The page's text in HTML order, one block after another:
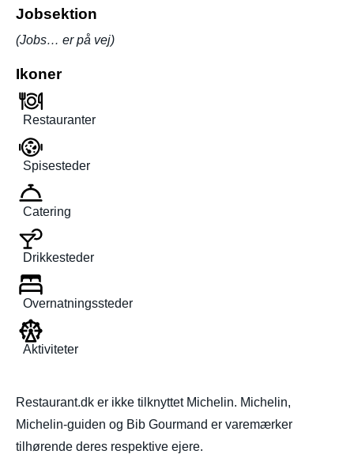
Jobsektion
(Jobs… er på vej)
Ikoner
Restauranter
Spisesteder
Catering
Drikkesteder
Overnatningssteder
Aktiviteter
Restaurant.dk er ikke tilknyttet Michelin. Michelin,
Michelin-guiden og Bib Gourmand er varemærker
tilhørende deres respektive ejere.